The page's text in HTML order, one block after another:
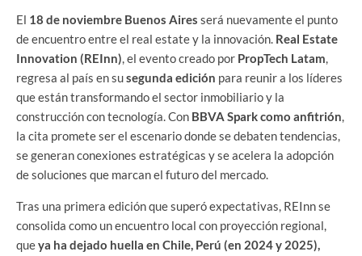
El 18 de noviembre Buenos Aires será nuevamente el punto
de encuentro entre el real estate y la innovación. Real Estate
Innovation (REInn), el evento creado por PropTech Latam,
regresa al país en susegunda edición para reunir a los líderes
que están transformando el sector inmobiliario y la
construcción con tecnología. Con BBVA Spark como anfitrión,
la cita promete ser el escenario donde se debaten tendencias,
se generan conexiones estratégicas y se acelera la adopción
de soluciones que marcan el futuro del mercado.
Tras una primera edición que superó expectativas, REInn se
consolida como un encuentro local con proyección regional,
queya ha dejado huella en Chile, Perú (en 2024 y 2025),